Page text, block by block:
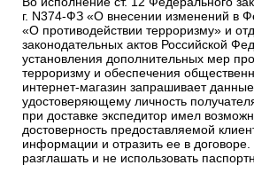
г. N374-ФЗ «О внесении изменений в
«О противодействии терроризму» и
законодательных актов Российской
установления дополнительных мер
терроризму и обеспечения
интернет-магазин запрашивает
удостоверяющему личность
при доставке экспедитор имел
достоверность предоставляемой
информации и отразить ее в
разглашать и не использовать